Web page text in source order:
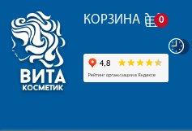
КОРЗИНА 0